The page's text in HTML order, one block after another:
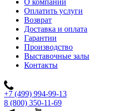
Оплатить услуги
Возврат
Доставка и оплата
Гарантии
Производство
Выставочные залы
Контакты
+7 (499) 994-99-13
8 (800) 350-11-69